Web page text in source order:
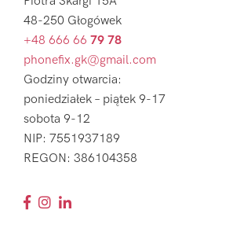
48-250 Głogówek
+48 666 66 79 78
phonefix.gk@gmail.com
Godziny otwarcia:
poniedziałek – piątek 9-17
sobota 9-12
NIP: 7551937189
REGON: 386104358